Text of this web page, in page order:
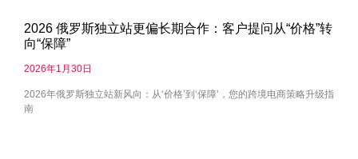
2026 俄罗斯独立站更偏长期合作：客户提问从“价格”转
向“保障”
2026年1月30日
2026年俄罗斯独立站新风向：从‘价格’到‘保障’，您的跨境电商策略升级指
南